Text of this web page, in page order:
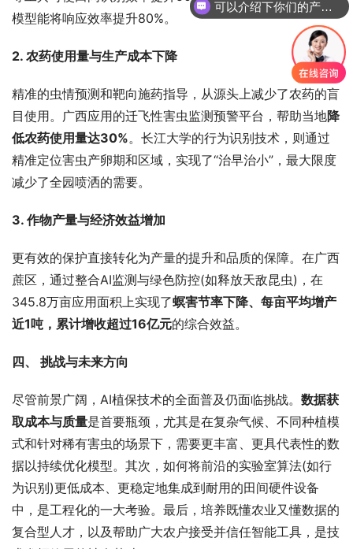
模型能将响应效率提升80%。
2. 农药使用量与生产成本下降
精准的虫情预测和靶向施药指导，从源头上减少了农药的盲
目使用。广西应用的迁飞性害虫监测预警平台，帮助当地降
低农药使用量达30%。长江大学的行为识别技术，则通过
精准定位害虫产卵期和区域，实现了“治早治小”，最大限度
减少了全园喷洒的需要。
3. 作物产量与经济效益增加
更有效的保护直接转化为产量的提升和品质的保障。在广西
蔗区，通过整合AI监测与绿色防控(如释放天敌昆虫)，在
345.8万亩应用面积上实现了螟害节率下降、每亩平均增产
近1吨，累计增收超过16亿元的综合效益。
四、 挑战与未来方向
尽管前景广阔，AI植保技术的全面普及仍面临挑战。 数据获
取成本与质量是首要瓶颈，尤其是在复杂气候、不同种植模
式和针对稀有害虫的场景下，需要更丰富、更具代表性的数
据以持续优化模型。其次，如何将前沿的实验室算法(如行
为识别)更低成本、更稳定地集成到耐用的田间硬件设备
中，是工程化的一大考验。最后，培养既懂农业又懂数据的
复合型人才，以及帮助广大农户接受并信任智能工具，是技
可以介绍下你们的产品么